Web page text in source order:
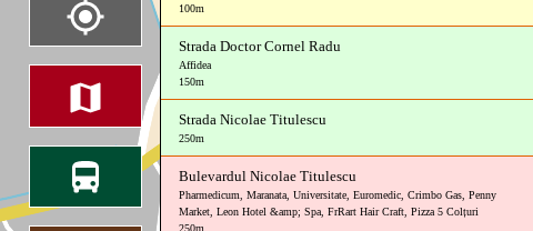
100m
Strada Doctor Cornel Radu
Affidea
150m
Strada Nicolae Titulescu
250m
Bulevardul Nicolae Titulescu
Pharmedicum Maranata, Universitate, Euromedic, Crimbo Gas, Penny
Market, Leon Hotel &amp; Spa, FrRart Hair Craft, Pizza 5 Colțuri
250m